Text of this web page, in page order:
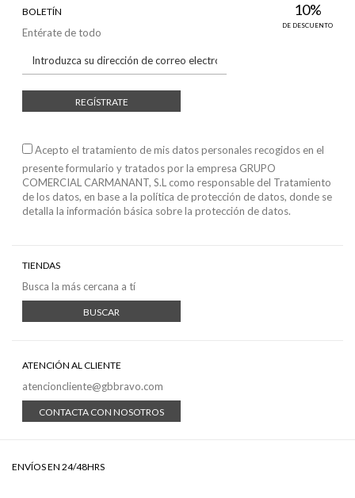
10%
DE DESCUENTO
BOLETÍN
Entérate de todo
REGÍSTRATE
Acepto el tratamiento de mis datos personales recogidos en el
presente formulario y tratados por la empresa GRUPO
COMERCIAL CARMANANT, S.L como responsable del Tratamiento
de los datos, en base a la política de protección de datos, donde se
detalla la información básica sobre la protección de datos.
TIENDAS
Busca la más cercana a tí
BUSCAR
ATENCIÓN AL CLIENTE
atencioncliente@gbbravo.com
CONTACTA CON NOSOTROS
ENVÍOS EN 24/48HRS